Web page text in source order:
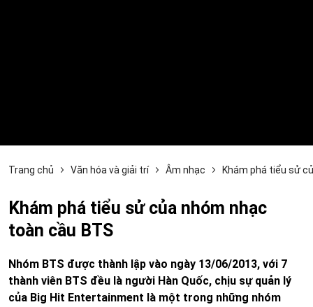
Trang chủ Văn hóa và giải trí Âm nhạc Khám phá tiểu sử
Khám phá tiểu sử của nhóm nhạc
toàn cầu BTS
Nhóm BTS được thành lập vào ngày 13/06/2013, với 7
thành viên BTS đều là người Hàn Quốc, chịu sự quản lý
của Big Hit Entertainment là một trong những nhóm